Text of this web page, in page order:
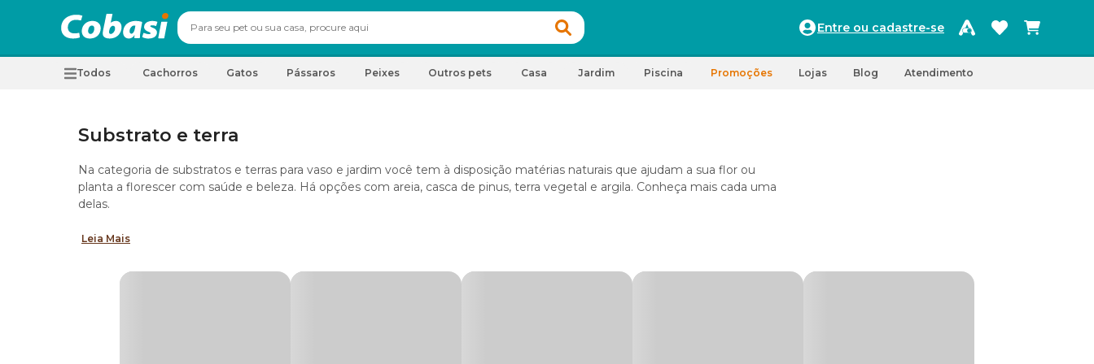
Entre ou cadastre-se
Todos Cachorros Gatos Pássaros Peixes Outros pets Casa Jardim Piscina Promoções Lojas Blog Atendimento
Substrato e terra
Na categoria de substratos e terras para vaso e jardim você tem à disposição matérias naturais que ajudam a sua flor ou
planta a florescer com saúde e beleza. Há opções com areia, casca de pinus, terra vegetal e argila. Conheça mais cada uma
delas.
Substrato para plantas com areia
substrato para plantascom areia é indicado para o cultivo tanto de suculentas como flores e plantas tropicais. Isso
Leia Mais